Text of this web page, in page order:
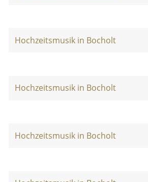
Hochzeitsmusik in Bocholt
Hochzeitsmusik in Bocholt
Hochzeitsmusik in Bocholt